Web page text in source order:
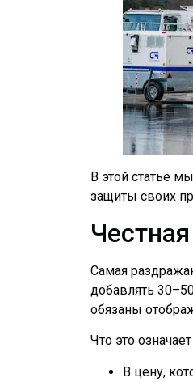
В этой статье
защиты своих
Самая
добавлять
обязаны
Что это
В цену,